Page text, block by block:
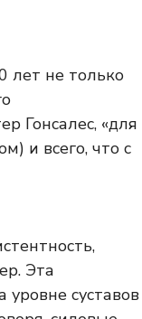
лет не только
Гонсалес, «для
и всего, что с
Эта
суставов